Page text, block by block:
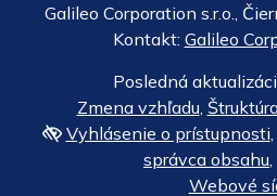
Galileo Corporation s.r.o.,
Kontakt: Galileo
Posledná
Zmena vzhľadu
Vyhlásenie o prístupnosti
správca obsahu
Webové